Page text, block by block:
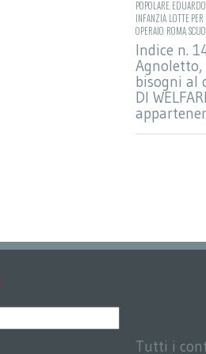
POPOLARE
INFANZIA LOTTE PER
OPERAIO ROMA
Indice n.
Agnoletto,
bisogni al
DI
Tutti i